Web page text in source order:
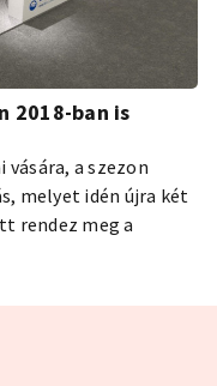
2018-ban is
a szezon
melyet idén újra két
rendez meg a